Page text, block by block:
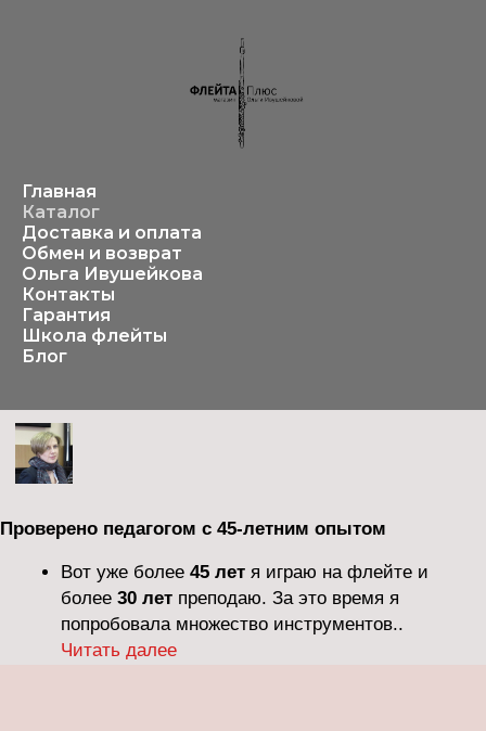
Главная
Каталог
Доставка и оплата
Обмен и возврат
Ольга Ивушейкова
Контакты
Гарантия
Школа флейты
Блог
Вот уже более45 летя играю на флейте и
более
попробовала множество инструментов..
Читать далее